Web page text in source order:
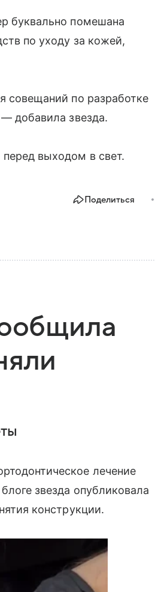
буквально помешана
по уходу за кожей,
совещаний по разработке
добавила звезда.
выходом в свет.
Поделиться
лечение
звезда опубликовала
конструкции.